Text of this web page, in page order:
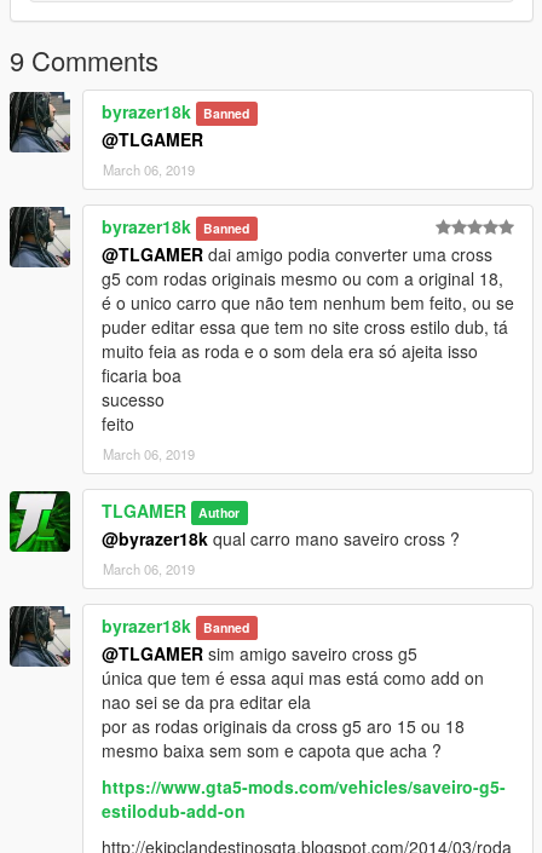
9 Comments
byrazer18k Banned
@TLGAMER
March 06, 2019
byrazer18k Banned
@TLGAMER dai amigo podia converter uma cross
g5 com rodas originais mesmo ou com a original 18,
é o unico carro que não tem nenhum bem feito, ou se
puder editar essa que tem no site cross estilo dub, tá
muito feia as roda e o som dela era só ajeita isso
ficaria boa
sucesso
feito
March 06, 2019
TLGAMER Author
@byrazer18k qual carro mano saveiro cross ?
March 06, 2019
byrazer18k Banned
@TLGAMER sim amigo saveiro cross g5
única que tem é essa aqui mas está como add on
nao sei se da pra editar ela
por as rodas originais da cross g5 aro 15 ou 18
mesmo baixa sem som e capota que acha ?
https://www.gta5-mods.com/vehicles/saveiro-g5-
estilodub-add-on
http://ekipclandestinosgta.blogspot.com/2014/03/roda